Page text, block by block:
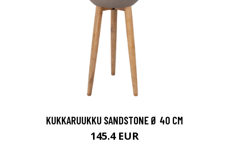
KUKKARUUKKU SANDSTONE Ø 40 CM
145.4 EUR